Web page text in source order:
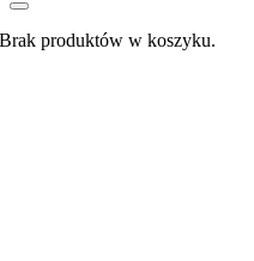
Brak produktów w koszyku.